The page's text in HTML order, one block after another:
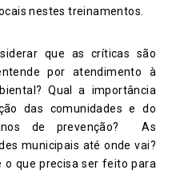
nestes treinamentos.
que as críticas são
por atendimento à
Qual a importância
das comunidades e do
de prevenção?
As
municipais até onde vai?
que precisa ser feito para